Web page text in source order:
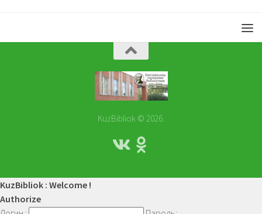
KuzBibliok © 2026.
KuzBibliok : Welcome !
Authorize